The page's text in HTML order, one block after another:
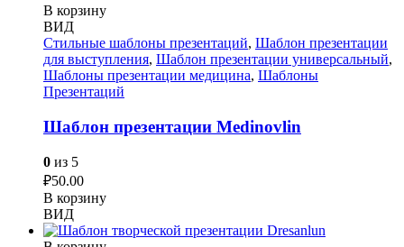
В корзину
ВИД
Стильные шаблоны презентаций, Шаблон презентации
для выступления, Шаблон презентации универсальный,
Шаблоны презентации медицина, Шаблоны
Презентаций
Шаблон презентации Medinovlin
0 из 5
₽50.00
В корзину
ВИД